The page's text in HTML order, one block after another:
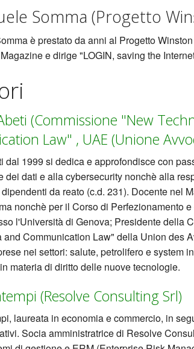
Somma (Progetto
è prestato da anni al Progetto
e dirige "LOGIN, saving the
(Commissione "New
Law" , UAE (Unione
dal 1999 si dedica e approfondisce con
dei dati e alla cybersecurity nonchè alla
da reato (c.d. 231). Docente nel
nonchè per il Corso di Perfezionamento
l'Università di Genova; Presidente della
and Communication Law" della Union des
nei settori: salute, petrolifero e system
materia di diritto delle nuove tecnologie.
(Resolve Consulting Srl)
laureata in economia e commercio, in
Socia amministratrice di Resolve